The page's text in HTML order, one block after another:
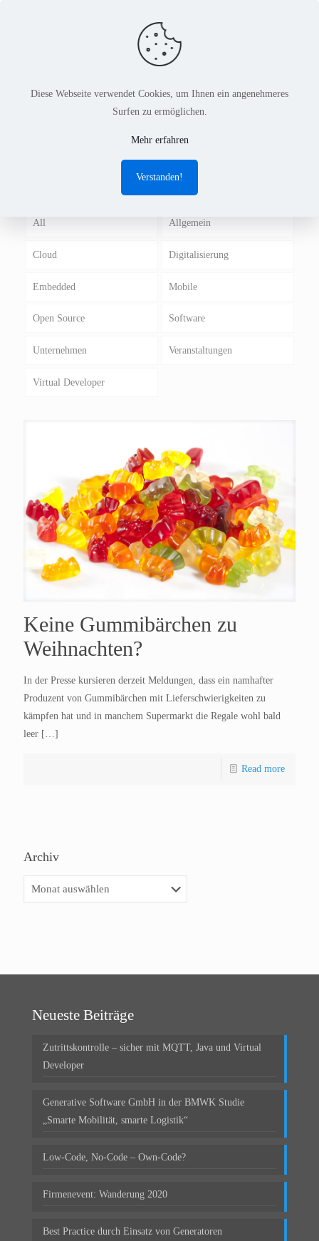
All Allgemein
Cloud Digitalisierung
Embedded Mobile
Open Source Software
Unternehmen Veranstaltungen
Virtual Developer
Keine Gummibärchen zu
Weihnachten?
In der Presse kursieren derzeit Meldungen, dass ein namhafter
Produzent von Gummibärchen mit Lieferschwierigkeiten zu
kämpfen hat und in manchem Supermarkt die Regale wohl bald
leer […]
Read more
Archiv
Archiv
Neueste Beiträge
Zutrittskontrolle – sicher mit MQTT, Java und Virtual
Developer
Generative Software GmbH in der BMWK Studie
„Smarte Mobilität, smarte Logistik“
Low-Code, No-Code – Own-Code?
Firmenevent: Wanderung 2020
Best Practice durch Einsatz von Generatoren
Diese Webseite verwendet Cookies, um Ihnen ein angenehmeres
Surfen zu ermöglichen.
Mehr erfahren
Verstanden!